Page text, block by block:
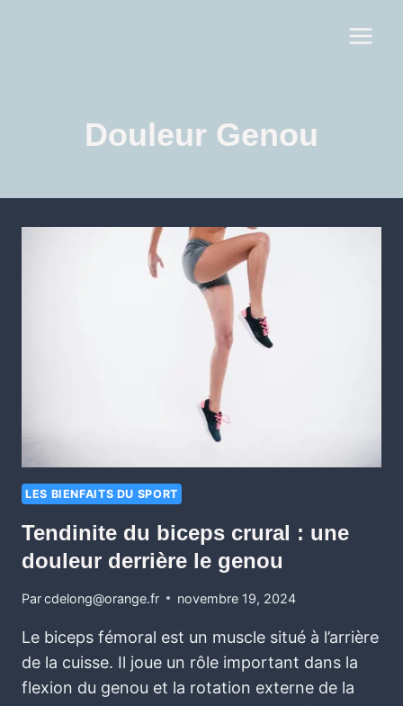
Douleur Genou
LES BIENFAITS DU SPORT
Tendinite du biceps crural : une
douleur derrière le genou
Parcdelong@orange.fr novembre 19, 2024
Le biceps fémoral est un muscle situé à l’arrière
de la cuisse. Il joue un rôle important dans la
flexion du genou et la rotation externe de la